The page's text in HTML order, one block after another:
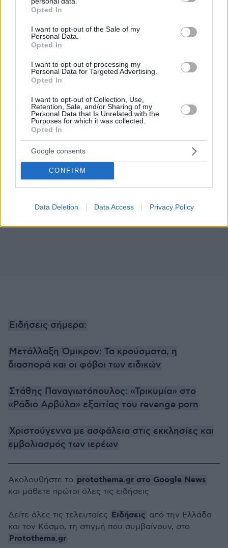
grant or deny consent to Google and its third-party tags to
use your data for below specified purposes in below Google
consent section.
Opted In
I want to opt-out of the Sale of my
Personal Data.
Opted In
I want to opt-out of processing my
Personal Data for Targeted Advertising.
Opted In
I want to opt-out of Collection, Use,
Retention, Sale, and/or Sharing of my
Personal Data that Is Unrelated with the
Purposes for which it was collected.
Opted In
Google consents
CONFIRM
Data Deletion Data Access Privacy Policy
Ειδήσεις σήμερα:
Μετάλλαξη Όμικρον: Τα κρούσματα, η
διασπορά και οι φόβοι των ειδικών
Στάθης Παναγιωτόπουλος: «Τρικυμία» στο
«Ράδιο Αρβύλα» εξαιτίας του revenge porn
Χριστούγεννα με ασφάλεια στις εκκλησίες και
εμβολιασμός των ιερέων
Ακολουθήστε το protothema.gr στο Google News
και μάθετε πρώτοι όλες τις ειδήσεις
Δείτε όλες τις τελευταίες Ειδήσεις από την Ελλάδα
και τον Κόσμο, τη στιγμή που συμβαίνουν, στο
Protothema.gr